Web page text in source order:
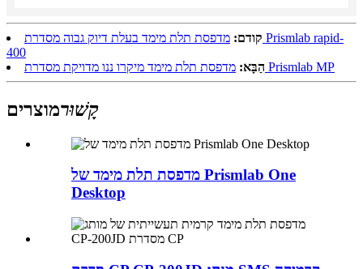
קודם: מדפסת תלת מימד בעלת דיוק גבוה מסדרת Prismlab rapid-
400
הַבָּא: מדפסת תלת מימד מיקרו ננו מדויקת מסדרת Prismlab MP
קָשׁוּרמוצרים
מדפסת תלת מימד של Prismlab One
Desktop